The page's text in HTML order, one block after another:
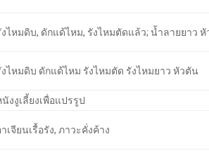
งไหมดิบ, ดักแด้ไหม, รังไหมตัดแล้ว; น้ำลายยาว
งไหมดิบ ดักแด้ไหม รังไหมตัด รังไหมยาว หัวตัน
งงูเลี้ยงเพื่อแปรรูป
าเจียนเรื้อรัง, ภาวะคั่งค้าง